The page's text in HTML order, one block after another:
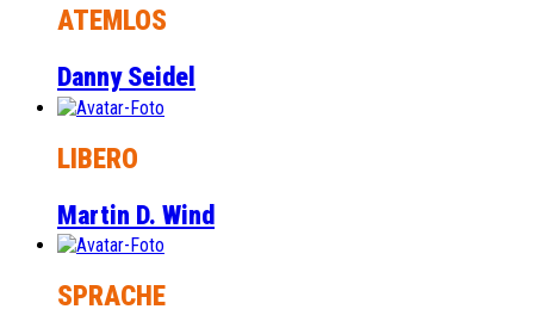
ATEMLOS
Danny Seidel
LIBERO
Martin D. Wind
SPRACHE